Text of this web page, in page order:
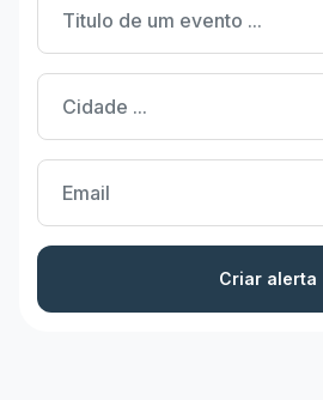
Criar alerta